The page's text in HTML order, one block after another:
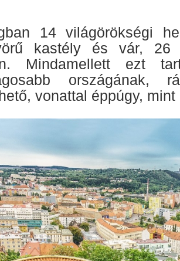
14 világörökségi
kastély és vár, 26
Mindamellett ezt
országának,
vonattal éppúgy, mint